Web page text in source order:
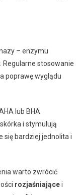
– enzymu
stosowanie
poprawę wyglądu
lub BHA
i stymulują
się bardziej jednolita i
warto zwrócić
rozjaśniającei